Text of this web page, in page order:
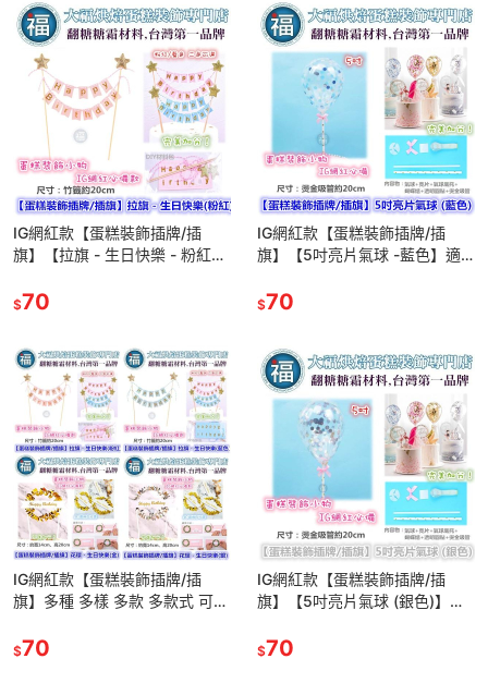
IG網紅款【蛋糕裝飾插牌/插
旗】【拉旗 - 生日快樂 - 粉紅】
管裝飾拍照下午茶惠爾通蛋白粉
$70
IG網紅款【蛋糕裝飾插牌/插
旗】【5吋亮片氣球 -藍色】適
裝飾拍照下午茶惠爾通蛋白粉
$70
IG網紅款【蛋糕裝飾插牌/插
旗】多種 多樣 多款 多款式 可選
糕蛋白粉巧克力油性色粉色
$70
IG網紅款【蛋糕裝飾插牌/插
旗】【5吋亮片氣球 (銀色)】適
裝飾拍照下午茶惠爾通蛋白粉
$70